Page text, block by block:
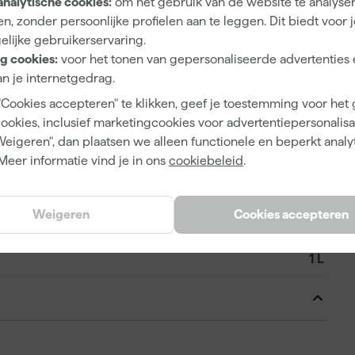
zonder persoonlijke profielen aan te leggen. Dit biedt voor
gebruikerservaring.
cookies: voor het tonen van gepersonaliseerde advertenties
je internetgedrag.
accepteren" te klikken, geef je toestemming voor het
inclusief marketingcookies voor
dan plaatsen we alleen functionele en beperkt
informatie vind je in ons cookiebeleid.
Cookies accepteren
Weigeren
Gedemineraliseerd Water
8712457010069
353705
1 L